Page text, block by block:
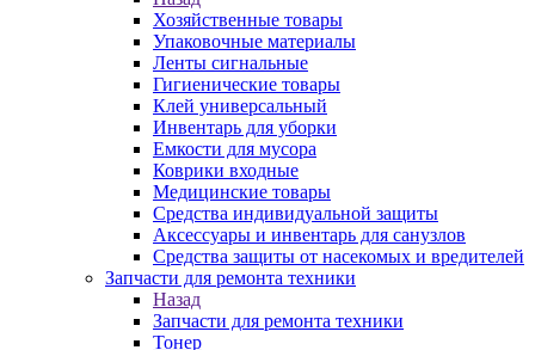
Хозяйственные товары
Упаковочные материалы
Ленты сигнальные
Гигиенические товары
Клей универсальный
Инвентарь для уборки
Емкости для мусора
Коврики входные
Медицинские товары
Средства индивидуальной защиты
Аксессуары и инвентарь для санузлов
Средства защиты от насекомых и вредителей
Запчасти для ремонта техники
Назад
Запчасти для ремонта техники
Тонер